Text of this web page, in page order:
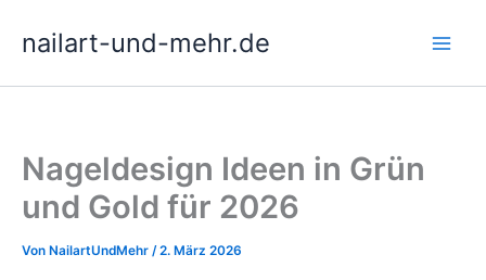
Inhaltnailart-und-mehr.de
Nageldesign Ideen in Grün
und Gold für 2026
Von NailartUndMehr /2. März 2026